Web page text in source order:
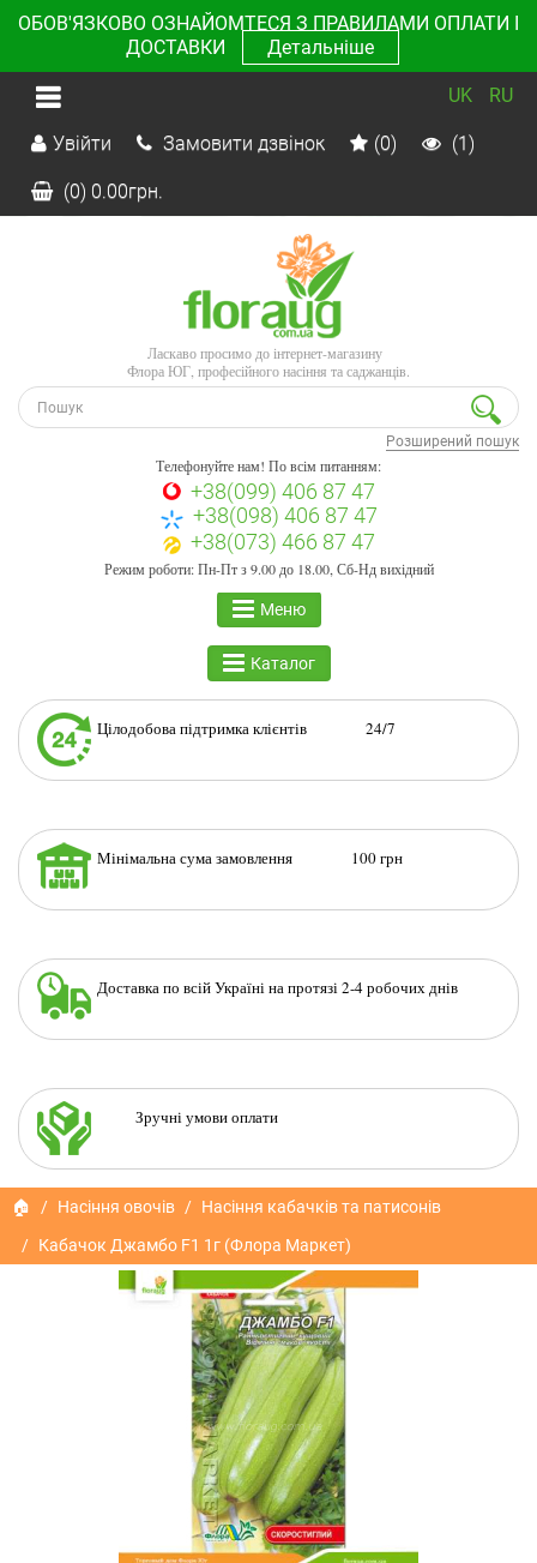
ОБОВ'ЯЗКОВО ОЗНАЙОМТЕСЯ З ПРАВИЛАМИ ОПЛАТИ І
ДОСТАВКИ
Детальніше
UK RU
Увійти Замовити дзвінок (0) (1)
(0) 0.00грн.
Ласкаво просимо до інтернет-магазину
Флора ЮГ, професійного насіння та саджанців.
Розширений пошук
Телефонуйте нам! По всім питанням:
+38(099) 406 87 47
+38(098) 406 87 47
+38(073) 466 87 47
Режим роботи: Пн-Пт з 9.00 до 18.00, Сб-Нд вихідний
Меню
Каталог
Цілодобова підтримка клієнтів 24/7
Мінімальна сума замовлення 100 грн
Доставка по всій Україні на протязі 2-4 робочих днів
Зручні умови оплати
🏠 Насіння овочів
Насіння кабачків та патисонів
Кабачок Джамбо F1 1г (Флора Маркет)